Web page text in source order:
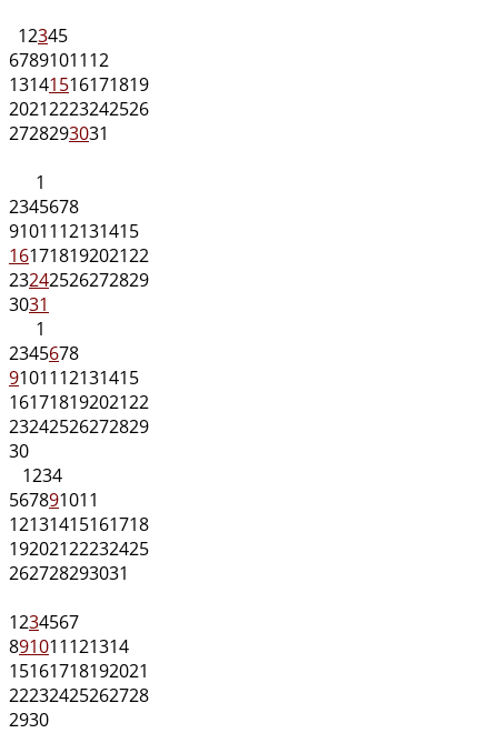
12345
6789101112
13141516171819
20212223242526
2728293031
1
2345678
9101112131415
16171819202122
23242526272829
3031
1
2345678
9101112131415
16171819202122
23242526272829
30
1234
567891011
12131415161718
19202122232425
262728293031
1234567
891011121314
15161718192021
22232425262728
2930